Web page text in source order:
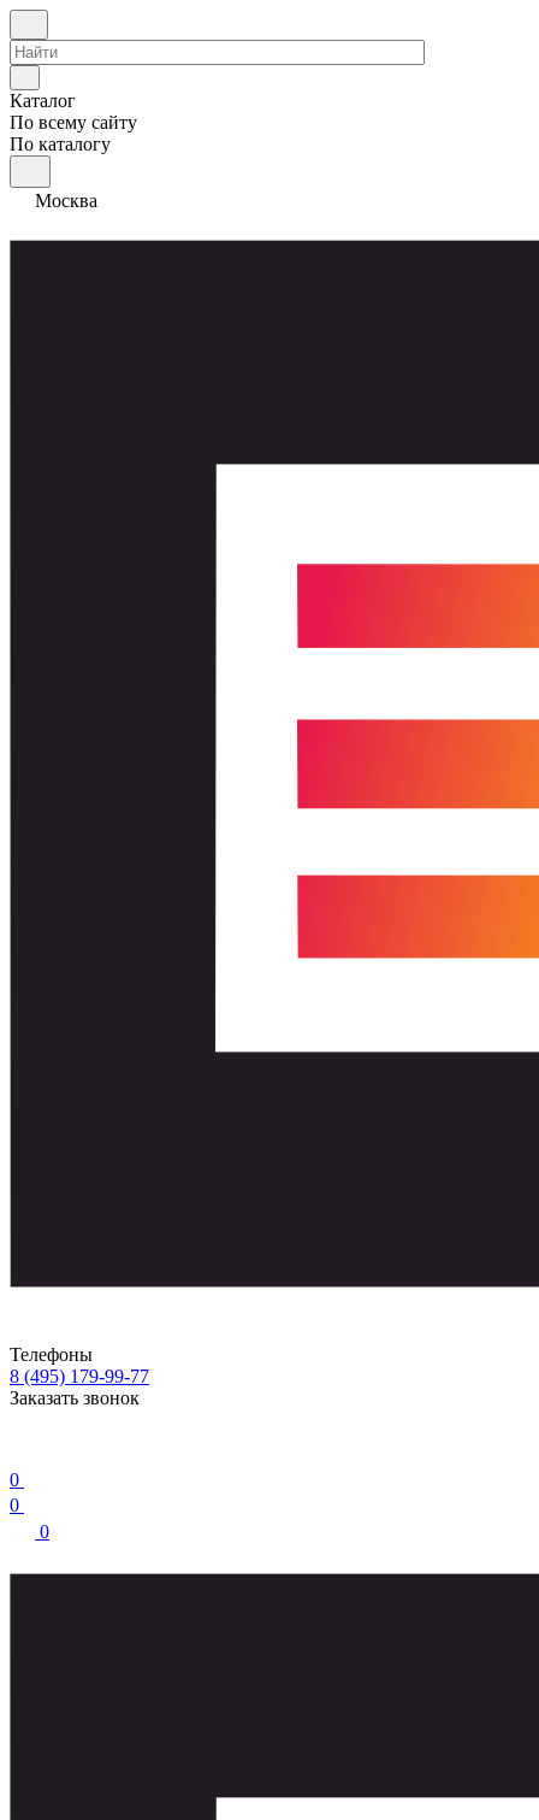
Каталог
По всему сайту
По каталогу
Москва
Телефоны
8 (495) 179-99-77
Заказать звонок
0
0
0